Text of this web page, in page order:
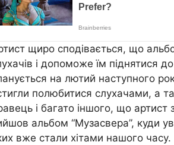
щиро сподівається, що
і допоможе їм піднятися
на лютий наступного
полюбитися слухачами, а
і багато іншого, що
альбом “Музасвера”, куди
вже стали хітами нашого часу.